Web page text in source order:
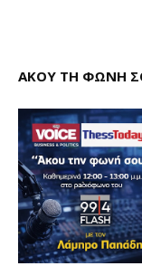
ΑΚΟΥ ΤΗ ΦΩΝΗ